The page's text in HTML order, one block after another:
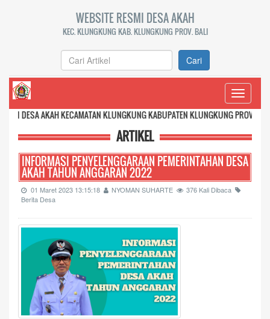
WEBSITE RESMI DESA AKAH
KEC. KLUNGKUNG KAB. KLUNGKUNG PROV. BALI
Cari
Toggle
KECAMATAN KLUNGKUNG KABUPATEN KLUNGKUNG PROVINSI BALI
ARTIKEL
INFORMASI PENYELENGGARAAN PEMERINTAHAN DESA
AKAH TAHUN ANGGARAN 2022
01 Maret 2023 13:15:18 NYOMAN SUHARTE
376 Kali Dibaca
Berita Desa